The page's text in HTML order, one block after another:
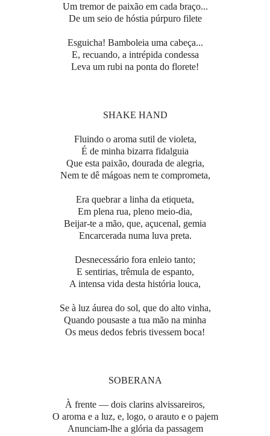
Um tremor de paixão em cada braço...
De um seio de hóstia púrpuro filete
Esguicha! Bamboleia uma cabeça...
E, recuando, a intrépida condessa
Leva um rubi na ponta do florete!
SHAKE HAND
Fluindo o aroma sutil de violeta,
É de minha bizarra fidalguia
Que esta paixão, dourada de alegria,
Nem te dê mágoas nem te comprometa,
Era quebrar a linha da etiqueta,
Em plena rua, pleno meio-dia,
Beijar-te a mão, que, açucenal, gemia
Encarcerada numa luva preta.
Desnecessário fora enleio tanto;
E sentirias, trêmula de espanto,
A intensa vida desta história louca,
Se à luz áurea do sol, que do alto vinha,
Quando pousaste a tua mão na minha
Os meus dedos febris tivessem boca!
SOBERANA
À frente — dois clarins alvissareiros,
O aroma e a luz, e, logo, o arauto e o pajem
Anunciam-lhe a glória da passagem